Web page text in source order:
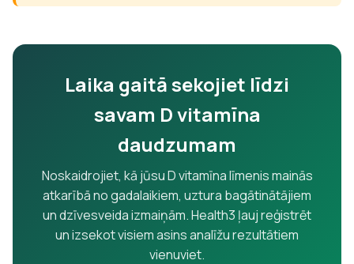
Laika gaitā sekojiet līdzi
savam D vitamīna
daudzumam
Noskaidrojiet, kā jūsu D vitamīna līmenis mainās
atkarībā no gadalaikiem, uztura bagātinātājiem
un dzīvesveida izmaiņām. Health3 ļauj reģistrēt
un izsekot visiem asins analīžu rezultātiem
vienuviet.